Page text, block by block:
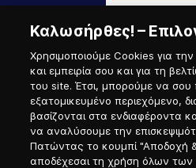
Πύλη
Καλωσήρθες! –
Χρησιμοποιούμε Cookies για
και εμπειρία σου και για τη
του site. Έτσι, μπορούμε να σου
εξατομικευμένο περιεχόμενο,
βασίζονται στα ενδιαφέροντα
να αναλύσουμε την
Πατώντας το κουμπί "Αποδοχή
αποδέχεσαι τη χρήση όλων των